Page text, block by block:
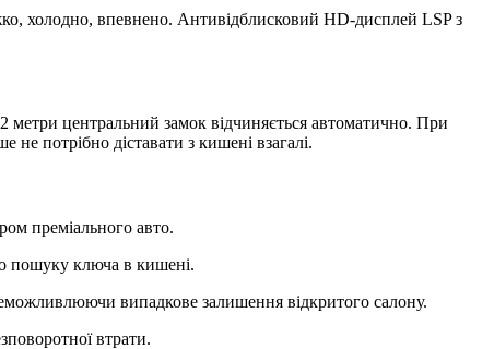
холодно, впевнено. Антивідблисковий HD-дисплей LSP з
центральний замок відчиняється автоматично. При
не потрібно діставати з кишені взагалі.
преміального авто.
пошуку ключа в кишені.
випадкове залишення відкритого салону.
втрати.